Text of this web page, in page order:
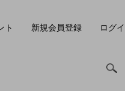
ト 新規会員登録 ログ